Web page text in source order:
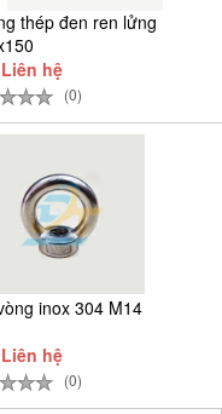
thép đen ren lửng
hệ
(0)
inox 304 M14
hệ
(0)